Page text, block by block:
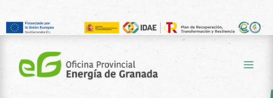
contenido